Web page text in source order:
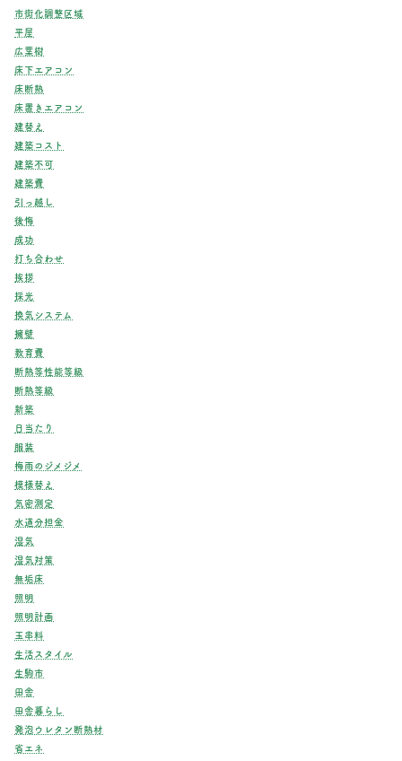
市街化調整区域
平屋
広葉樹
床下エアコン
床断熱
床置きエアコン
建替え
建築コスト
建築不可
建築費
引っ越し
後悔
成功
打ち合わせ
挨拶
採光
換気システム
擁壁
教育費
断熱等性能等級
断熱等級
新築
日当たり
服装
梅雨のジメジメ
模様替え
気密測定
水道分担金
湿気
湿気対策
無垢床
照明
照明計画
玉串料
生活スタイル
生駒市
田舎
田舎暮らし
発泡ウレタン断熱材
省エネ